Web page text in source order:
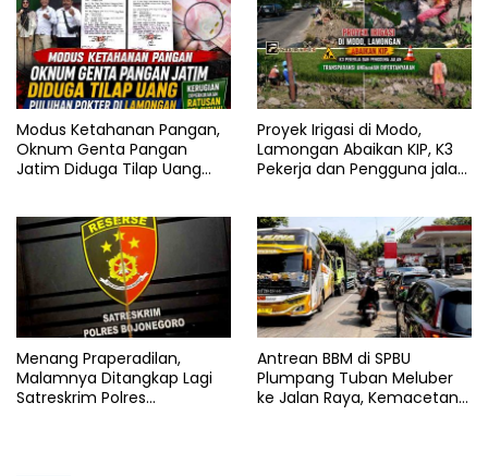
Modus Ketahanan Pangan,
Oknum Genta Pangan
Jatim Diduga Tilap Uang
Proyek Irigasi di Modo,
Lamongan Abaikan KIP, K3
Pekerja dan Pengguna jalan,
Menang Praperadilan,
Malamnya Ditangkap Lagi
Satreskrim Polres
Antrean BBM di SPBU
Plumpang Tuban Meluber
ke Jalan Raya, Kemacetan